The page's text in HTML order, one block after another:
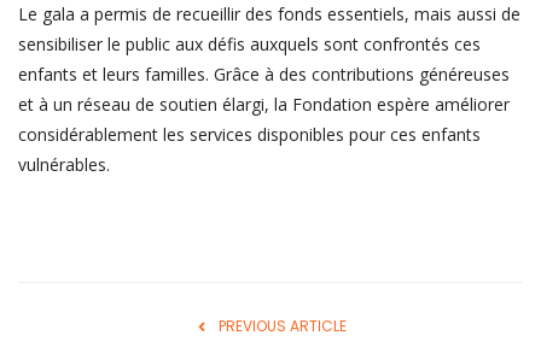
Le gala a permis de recueillir des fonds essentiels, mais aussi de
sensibiliser le public aux défis auxquels sont confrontés ces
enfants et leurs familles. Grâce à des contributions généreuses
et à un réseau de soutien élargi, la Fondation espère améliorer
considérablement les services disponibles pour ces enfants
vulnérables.
PREVIOUS ARTICLE